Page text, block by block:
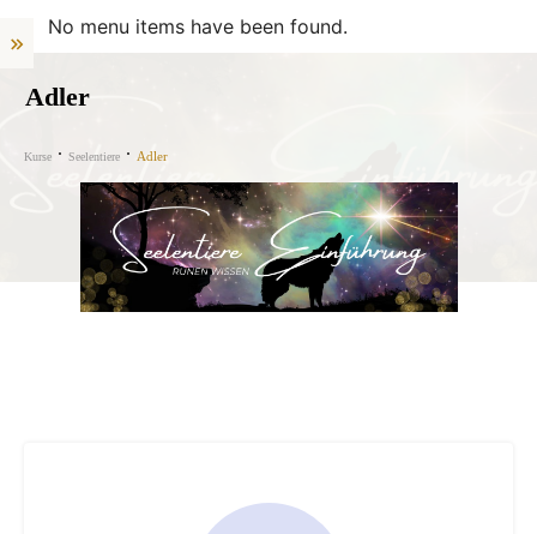
No menu items have been found.
Adler
Kurse Seelentiere Adler